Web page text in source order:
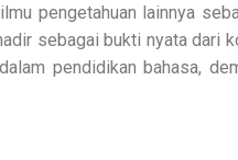
pengetahuan lainnya
sebagai bukti nyata dari
pendidikan bahasa,